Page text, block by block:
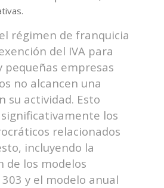
régimen de franquicia
del IVA para
pequeñas empresas
no alcancen una
su actividad. Esto
los
relacionados
incluyendo la
de los modelos
y el modelo anual